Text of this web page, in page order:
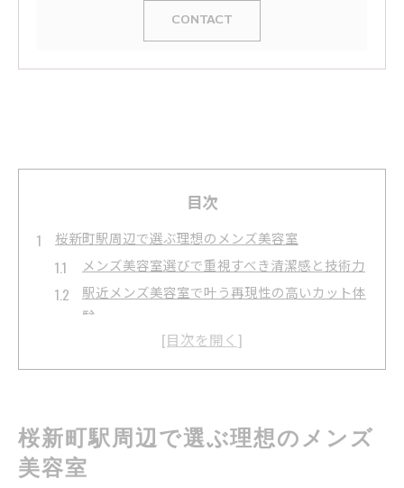
CONTACT
目次
桜新町駅周辺で選ぶ理想のメンズ美容室
メンズ美容室選びで重視すべき清潔感と技術力
駅近メンズ美容室で叶う再現性の高いカット体
験
バーバーショップの特徴とメンズ美容室の違い
桜新町でメンズカットに強いサロンを探すコツ
フェードカットに特化したメンズ美容室体験
フェードカットが得意なメンズ美容室の選び方
メンズ美容室で受ける最新フェードカット体験
桜新町駅周辺で選ぶ理想のメンズ
美容室